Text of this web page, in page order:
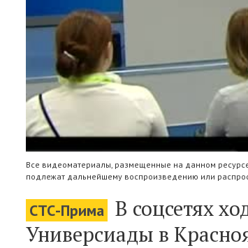
Все видеоматериалы, размещенные на данном
подлежат дальнейшему воспроизведению или
СТС-Прима В соцсетях
Универсиады в